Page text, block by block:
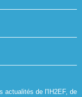
actualités de l'IH2EF, de